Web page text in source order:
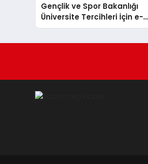
Gençlik ve Spor Bakanlığı
Üniversite Tercihleri İçin e-
Rehberlik Sistemini Başlattı